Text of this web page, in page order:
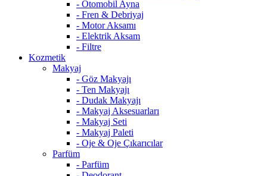
- Otomobil Ayna
- Fren & Debriyaj
- Motor Aksamı
- Elektrik Aksam
- Filtre
Kozmetik
Makyaj
- Göz Makyajı
- Ten Makyajı
- Dudak Makyajı
- Makyaj Aksesuarları
- Makyaj Seti
- Makyaj Paleti
- Oje & Oje Çıkarıcılar
Parfüm
- Parfüm